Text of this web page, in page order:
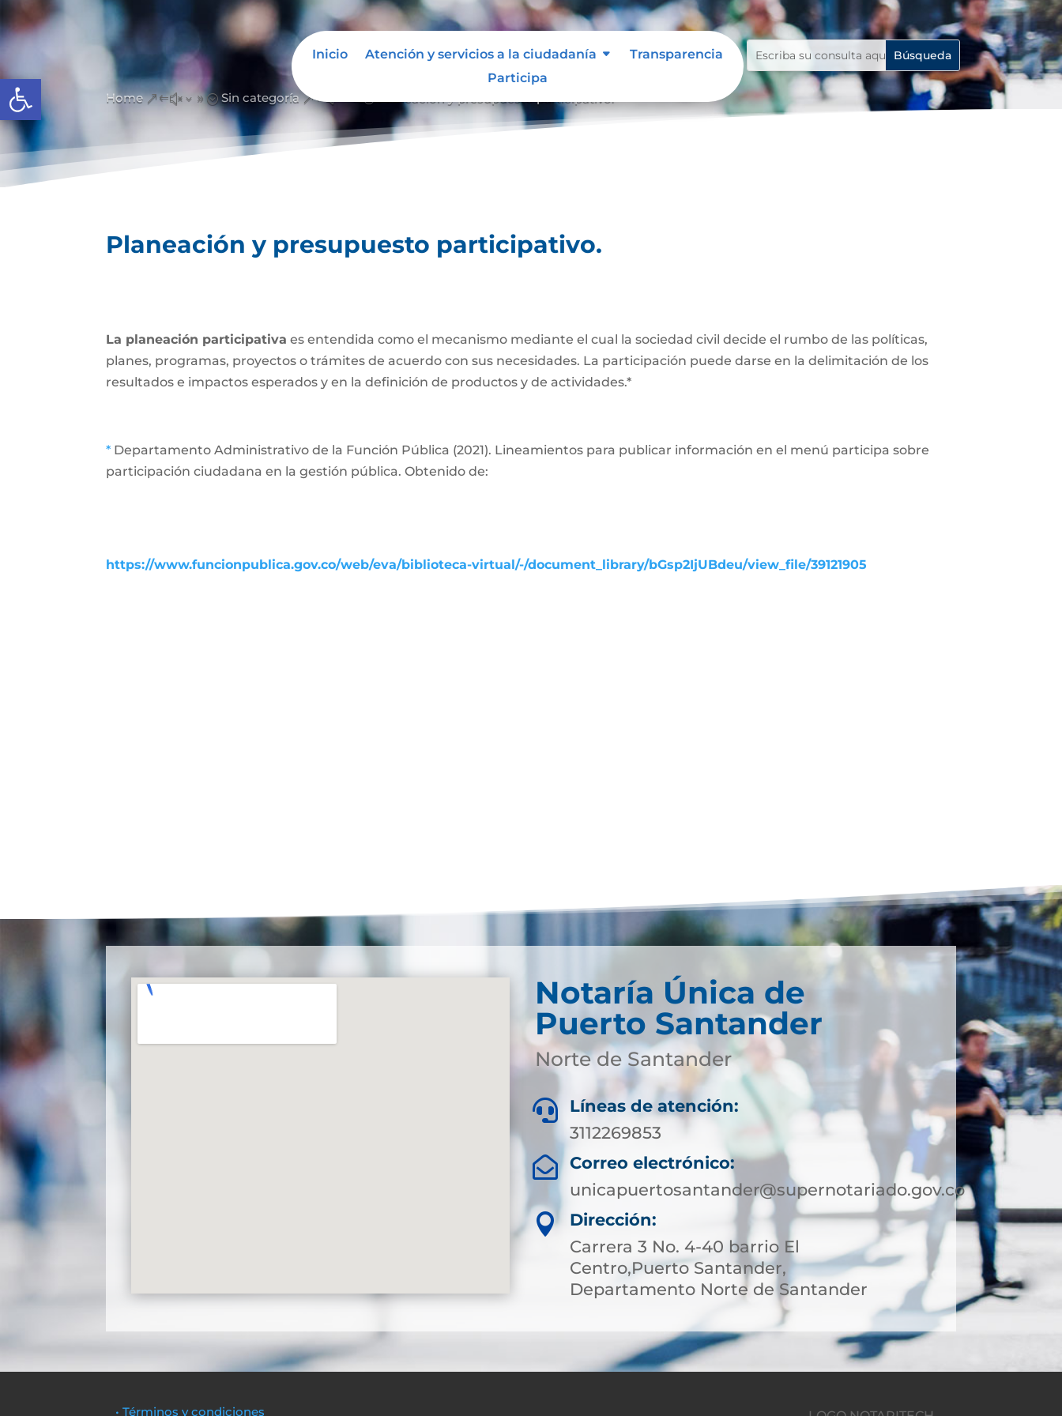
Abrir barra de herramientas
Inicio Atención y servicios a la ciudadanía
Transparencia
Participa
Home &#x39; Sin categoría &#x39;
Planeación y presupuesto participativo.
La planeación participativa es entendida como el mecanismo mediante el cual la sociedad civil decide el rumbo de las políticas,
planes, programas, proyectos o trámites de acuerdo con sus necesidades. La participación puede darse en la delimitación de los
resultados e impactos esperados y en la definición de productos y de actividades.*
* Departamento Administrativo de la Función Pública (2021). Lineamientos para publicar información en el menú participa sobre
participación ciudadana en la gestión pública. Obtenido de:
https://www.funcionpublica.gov.co/web/eva/biblioteca-virtual/-/document_library/bGsp2IjUBdeu/view_file/39121905
Notaría Única de
Puerto Santander
Norte de Santander

Líneas de atención:
3112269853

Correo electrónico:
unicapuertosantander@supernotariado.gov.co

Dirección:
Carrera 3 No. 4-40 barrio El
Centro,Puerto Santander,
Departamento Norte de Santander
• Términos y condiciones